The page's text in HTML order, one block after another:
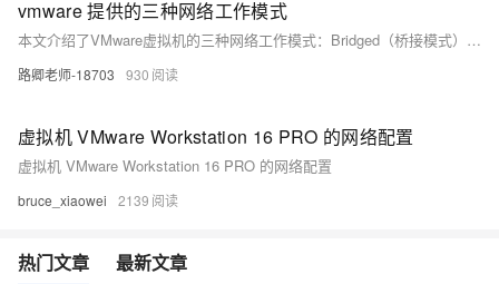
vmware 提供的三种网络工作模式
本文介绍了VMware虚拟机的三种网络工作模式：Bridged（桥接模式）、NAT（网络地址转换模式）和Host-Only（仅主机模式）。桥接模式将虚拟机与主机通过虚拟网桥连接，实现与物理网络的直接通信；NAT模式通过虚拟NAT设备和DHCP服务器使虚拟机联网；Host-Only模式则将虚拟机与外网隔离，仅与主机通信。此外，文章还简要介绍了网络相关的基础知识，包括主机名、IP地址、子网掩码、默认网关和DNS服务器。
路卿老师-18703 930
虚拟机 VMware Workstation 16 PRO 的网络配置
虚拟机 VMware Workstation 16 PRO 的网络配置
bruce_xiaowei 2139
热门文章 最新文章